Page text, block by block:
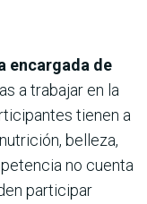
encargada de
a trabajar en la
tienen a
belleza,
no cuenta
participar